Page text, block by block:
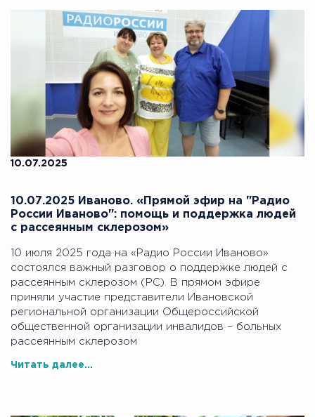
10.07.2025
10.07.2025 Иваново. «Прямой эфир на "Радио
России Иваново": помощь и поддержка людей
с рассеянным склерозом»
10 июля 2025 года на «Радио России Иваново»
состоялся важный разговор о поддержке людей с
рассеянным склерозом (РС). В прямом эфире
приняли участие представители Ивановской
региональной организации Общероссийской
общественной организации инвалидов – больных
рассеянным склерозом
Читать далее...